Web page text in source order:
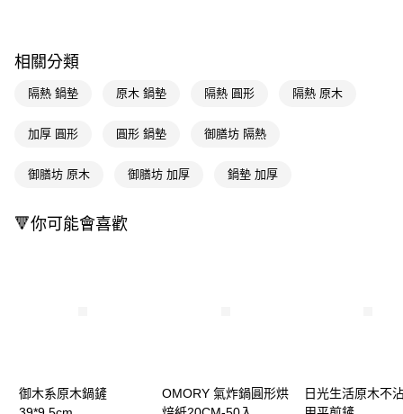
AFTEE先享後付
相關說明
AFTEE先享後付是「在收到商品之後才付款」的支付方式。 讓您購物簡單
便利好安心！
２．便利：只要手機號碼，簡訊認證，即可結帳。
【「AFTEE先享後付」結帳流程】
是否繳費成功／繳費後需取消欲退款等相關疑問，請聯繫「AFTEE先享後付
客戶支援中心」https://netprotections.freshdesk.com/support/home
運送方式
每筆NT$65，滿NT$390(含以上)免運費
每筆NT$65，滿NT$490(含以上)免運費
相關分類
隔熱 鍋墊 原木 鍋墊 隔熱 圓形 隔熱 原木
加厚 圓形 圓形 鍋墊 御膳坊 隔熱
御膳坊 原木 御膳坊 加厚 鍋墊 加厚
🔻你可能會喜歡
御木系原木鍋鏟
OMORY 氣炸鍋圓形烘
日光生活原木不